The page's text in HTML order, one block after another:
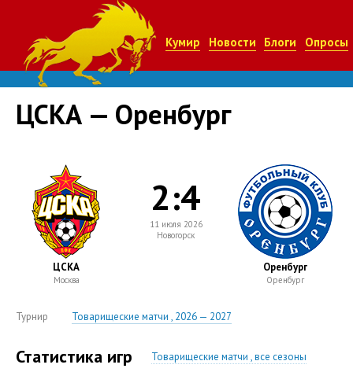
Кумир Новости Блоги Опросы
ЦСКА — Оренбург
ЦСКА
Москва
2:4
11 июля 2026
Новогорск
Оренбург
Оренбург
Турнир Товарищеские матчи , 2026 — 2027
Статистика игр
Товарищеские матчи , все сезоны